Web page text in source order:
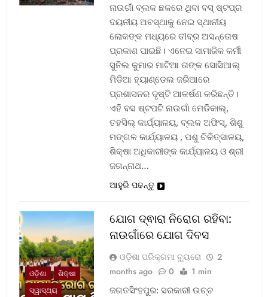
ନାଉଗାଁ ବ୍ଲକ ଛକରେ ଥିବା ବସ୍‌ ଷ୍ଟପ୍‌ର
ଦୟନୀୟ ଅବସ୍ଥାକୁ ନେଇ ସ୍ଥାନୀୟ
ଲୋକଙ୍କ ମଧ୍ୟରେ ତୀବ୍ର ଅସନ୍ତୋଷ
ପ୍ରକାଶ ପାଇଛି। ଏନେଇ ସାମାଜିକ କର୍ମୀ
ସୁନିଲ କୁମାର ମାଟିଆ ତାଙ୍କ ସୋସିଆଲ୍‌
ମିଡିଆ ହ୍ୟାଣ୍ଡେଲ ଜରିଆରେ
ପ୍ରଶାସନର ଦୃଷ୍ଟି ଆକର୍ଷଣ କରିଛନ୍ତି।
ଏହି ବସ ଷ୍ଟପଟି ନାଉଗାଁ ମେଡିକାଲ୍‌,
ତହସିଲ୍‌ କାର୍ଯ୍ୟାଳୟ, ବ୍ଲକ ଅଫିସ୍‌, ଶିଶୁ
ମଙ୍ଗଳ କାର୍ଯ୍ୟାଳୟ , ପଶୁ ଚିକିତ୍ସାଳୟ,
ଶିକ୍ଷା ଅଧିକାରୀଙ୍କ କାର୍ଯ୍ୟାଳୟ ଓ ଶ୍ରୀ
ଜଗନ୍ନାଥ…
ଆହୁରି ପଢନ୍ତୁ
ଓଡ଼ିଶା
ଶିକ୍ଷା
ସ୍ୱାସ୍ଥ୍ୟ
ଯୋଗ ଦ୍ଵାରା ନିରୋଗ ରହିବା:
ନାଉଗାଁରେ ଯୋଗ ଦିବସ
ଓଡ଼ିଶା ପରିକ୍ରମା ବ୍ୟୁରୋ
2
months ago
0 1 min
ଜଗତସିଂହପୁର: ସରକାରୀ ଉଚ୍ଚ